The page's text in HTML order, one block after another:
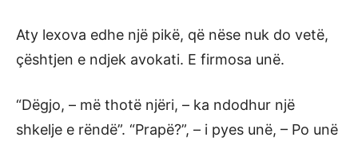
Aty lexova edhe një pikë, që nëse nuk do vetë,
çështjen e ndjek avokati. E firmosa unë.
“Dëgjo, – më thotë njëri, – ka ndodhur një
shkelje e rëndë”. “Prapë?”, – i pyes unë, – Po unë